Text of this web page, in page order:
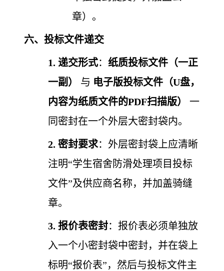
章）。
六、投标文件递交
1. 递交形式： 纸质投标文件（一正
一副）
与 电子版投标文件（U盘，
内容为纸质文件的PDF扫描版）
一
同密封在一个外层大密封袋内。
2. 密封要求：外层密封袋上应清晰
注明“学生宿舍防滑处理项目投标
文件”及供应商名称，并加盖骑缝
章。
3. 报价表密封：报价表必须单独放
入一个小密封袋中密封，并在袋上
标明“报价表”，然后与投标文件主